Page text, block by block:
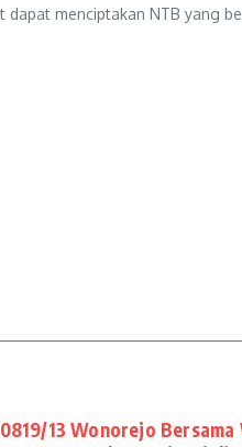
menciptakan NTB yang
13 Wonorejo Bersama